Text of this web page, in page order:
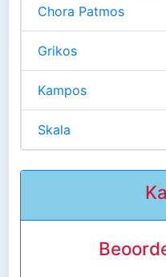
Chora Patmos
Grikos
Kampos
Skala